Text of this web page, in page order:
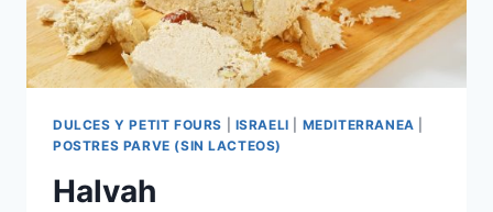
DULCES Y PETIT FOURS ISRAELI MEDITERRANEA
POSTRES PARVE (SIN LACTEOS)
Halvah